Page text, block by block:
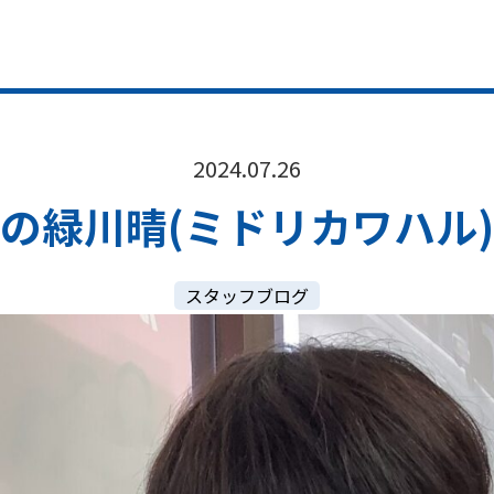
2024.07.26
緑川晴(ミドリカワハル
スタッフブログ